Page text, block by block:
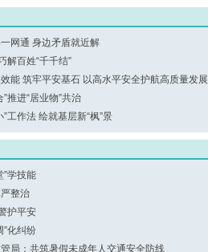
网通 身边矛盾就近解
解百姓“千千结”
能 筑牢平安基石 以高水平安全护航高质量发展
”推进“居业物”共治
”工作法 绘就基层新“枫”景
”学技能
整治
护平安
”化纠纷
局：共筑暑假未成年人交通安全防线